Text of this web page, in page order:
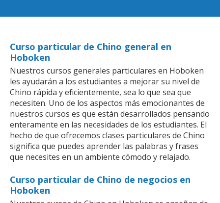
Curso particular de Chino general en
Hoboken
Nuestros cursos generales particulares en Hoboken
les ayudarán a los estudiantes a mejorar su nivel de
Chino rápida y eficientemente, sea lo que sea que
necesiten. Uno de los aspectos más emocionantes de
nuestros cursos es que están desarrollados pensando
enteramente en las necesidades de los estudiantes. El
hecho de que ofrecemos clases particulares de Chino
significa que puedes aprender las palabras y frases
que necesites en un ambiente cómodo y relajado.
Curso particular de Chino de negocios en
Hoboken